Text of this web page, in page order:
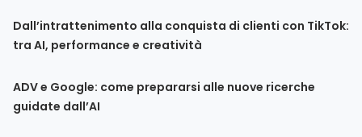
Dall’intrattenimento alla conquista di clienti con TikTok:
tra AI, performance e creatività
ADV e Google: come prepararsi alle nuove ricerche
guidate dall’AI